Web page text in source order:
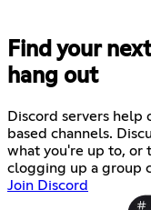
Find your
hang out
Discord servers help
based channels.
what you're up to,
clogging up a group
Join Discord